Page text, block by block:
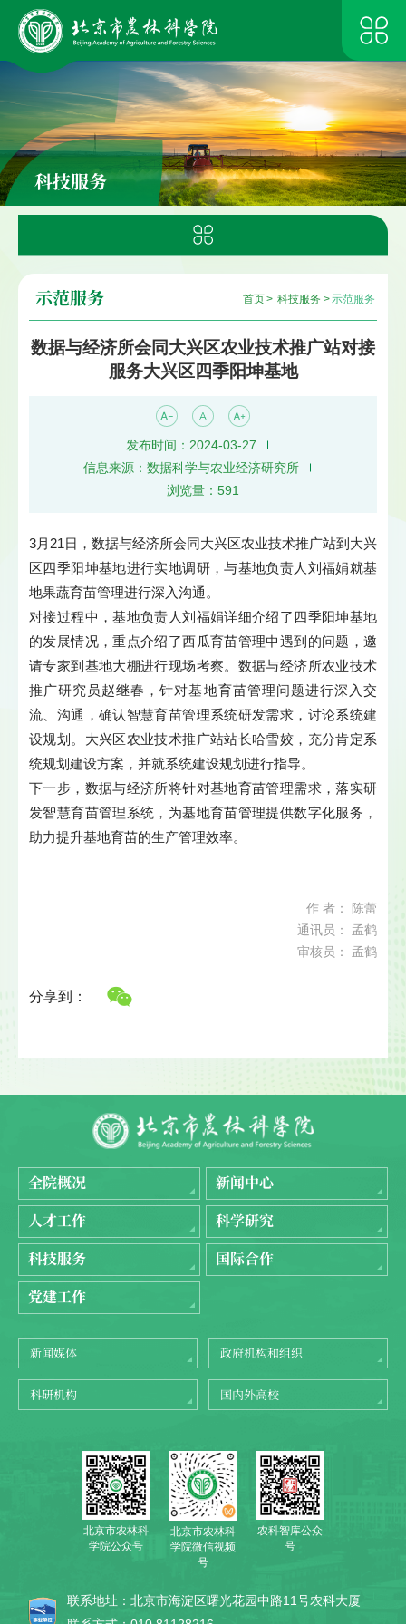
科技服务
首页> 科技服务 >示范服务
示范服务
数据与经济所会同大兴区农业技术推广站对接
服务大兴区四季阳坤基地
发布时间：2024-03-27
信息来源：数据科学与农业经济研究所
浏览量： 591
3月21日，数据与经济所会同大兴区农业技术推广站到大兴
区四季阳坤基地进行实地调研，与基地负责人刘福娟就基
地果蔬育苗管理进行深入沟通。
对接过程中，基地负责人刘福娟详细介绍了四季阳坤基地
的发展情况，重点介绍了西瓜育苗管理中遇到的问题，邀
请专家到基地大棚进行现场考察。数据与经济所农业技术
推广研究员赵继春，针对基地育苗管理问题进行深入交
流、沟通，确认智慧育苗管理系统研发需求，讨论系统建
设规划。大兴区农业技术推广站站长哈雪姣，充分肯定系
统规划建设方案，并就系统建设规划进行指导。
下一步，数据与经济所将针对基地育苗管理需求，落实研
发智慧育苗管理系统，为基地育苗管理提供数字化服务，
助力提升基地育苗的生产管理效率。
作 者： 陈蕾
通讯员： 孟鹤
审核员： 孟鹤
分享到：
全院概况
新闻中心
人才工作
科学研究
科技服务
国际合作
党建工作
新闻媒体 政府机构和组织
科研机构 国内外高校
北京市农林科
学院公众号
北京市农林科
学院微信视频
号
农科智库公众
号
联系地址：北京市海淀区曙光花园中路11号农科大厦